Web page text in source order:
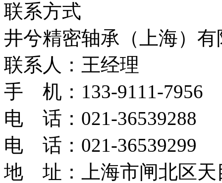
联系方式
井兮精密轴承（上海）有
联系人：王经理
手 机：133-9111-7956
电 话：021-36539288
电 话：021-36539299
地 址：上海市闸北区天